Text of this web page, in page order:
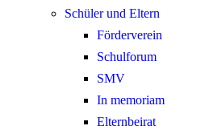
Schüler und Eltern
Förderverein
Schulforum
SMV
In memoriam
Elternbeirat